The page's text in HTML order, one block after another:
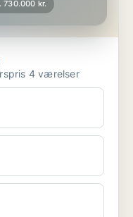
730.000 kr.
Andelsbolig til salg i 3630 Jægerspris 4 værelser